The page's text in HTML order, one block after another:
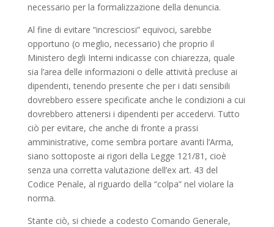
necessario per la formalizzazione della denuncia.
Al fine di evitare “incresciosi” equivoci, sarebbe
opportuno (o meglio, necessario) che proprio il
Ministero degli Interni indicasse con chiarezza, quale
sia l’area delle informazioni o delle attività precluse ai
dipendenti, tenendo presente che per i dati sensibili
dovrebbero essere specificate anche le condizioni a cui
dovrebbero attenersi i dipendenti per accedervi. Tutto
ciò per evitare, che anche di fronte a prassi
amministrative, come sembra portare avanti l’Arma,
siano sottoposte ai rigori della Legge 121/81, cioè
senza una corretta valutazione dell’ex art. 43 del
Codice Penale, al riguardo della “colpa” nel violare la
norma.
Stante ciò, si chiede a codesto Comando Generale,